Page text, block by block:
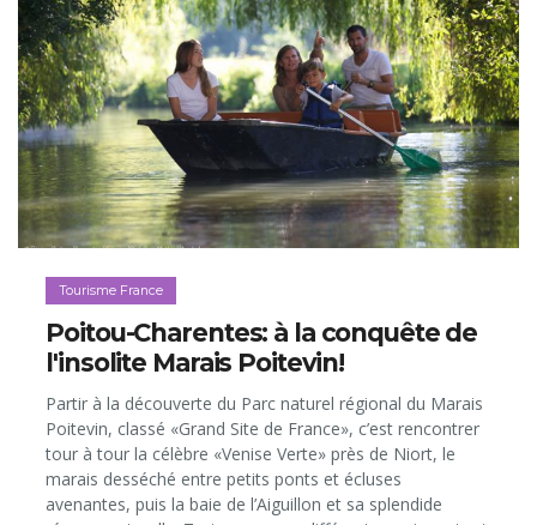
Tourisme France
Poitou-Charentes: à la conquête de
l'insolite Marais Poitevin!
Partir à la découverte du Parc naturel régional du Marais
Poitevin, classé «Grand Site de France», c’est rencontrer
tour à tour la célèbre «Venise Verte» près de Niort, le
marais desséché entre petits ponts et écluses
avenantes, puis la baie de l’Aiguillon et sa splendide